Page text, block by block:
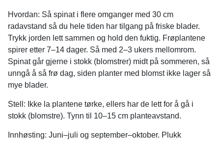
Hvordan: Så spinat i flere omganger med 30 cm
radavstand så du hele tiden har tilgang på friske blader.
Trykk jorden lett sammen og hold den fuktig. Frøplantene
spirer etter 7–14 dager. Så med 2–3 ukers mellomrom.
Spinat går gjerne i stokk (blomstrer) midt på sommeren, så
unngå å så frø dag, siden planter med blomst ikke lager så
mye blader.
Stell: Ikke la plantene tørke, ellers har de lett for å gå i
stokk (blomstre). Tynn til 10–15 cm planteavstand.
Innhøsting: Juni–juli og september–oktober. Plukk